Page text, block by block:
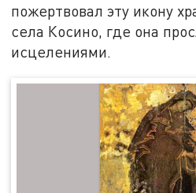
пожертвовал эту икону
села Косино, где она
исцелениями.